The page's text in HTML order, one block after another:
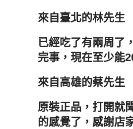
來自臺北的林先生
已經吃了有兩周了
完事，現在至少能
來自高雄的蔡先生
原裝正品，打開就
的感覺了，感謝店